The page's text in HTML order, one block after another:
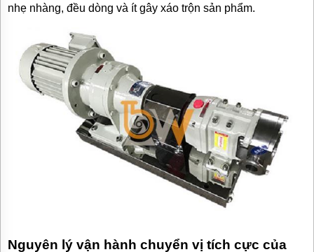
nhẹ nhàng, đều dòng và ít gây xáo trộn sản phẩm.
Nguyên lý vận hành chuyển vị tích cực của